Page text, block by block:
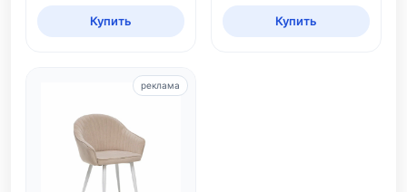
Купить Купить
реклама